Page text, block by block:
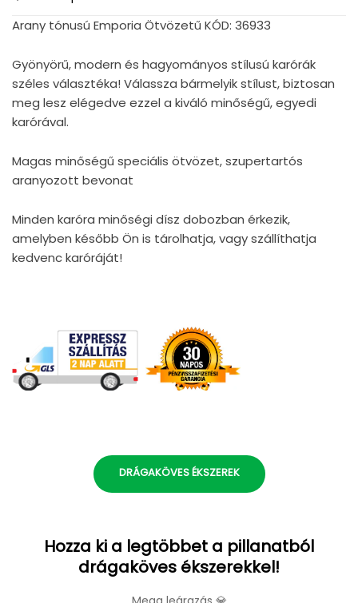
Arany tónusú Emporia Ötvözetű KÓD: 36933
Gyönyörű, modern és hagyományos stílusú karórák
széles választéka! Válassza bármelyik stílust, biztosan
meg lesz elégedve ezzel a kiváló minőségű, egyedi
karórával.
Magas minőségű speciális ötvözet, szupertartós
aranyozott bevonat
Minden karóra minőségi dísz dobozban érkezik,
amelyben később Ön is tárolhatja, vagy szállíthatja
kedvenc karóráját!
DRÁGAKÖVES ÉKSZEREK
Hozza ki a legtöbbet a pillanatból
drágaköves ékszerekkel!